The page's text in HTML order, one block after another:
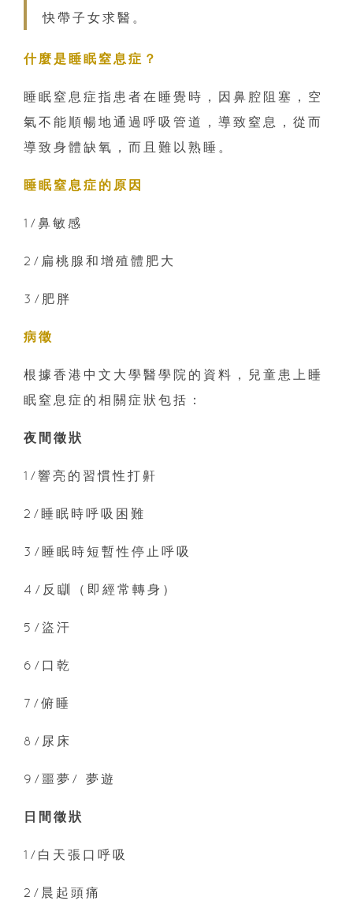
快帶子女求醫。
什麼是睡眠窒息症？
睡眠窒息症指患者在睡覺時，因鼻腔阻塞，空
氣不能順暢地通過呼吸管道，導致窒息，從而
導致身體缺氧，而且難以熟睡。
睡眠窒息症的原因
1/鼻敏感
2/扁桃腺和增殖體肥大
3/肥胖
病徵
根據香港中文大學醫學院的資料，兒童患上睡
眠窒息症的相關症狀包括：
夜間徵狀
1/響亮的習慣性打鼾
2/睡眠時呼吸困難
3/睡眠時短暫性停止呼吸
4/反瞓（即經常轉身）
5/盜汗
6/口乾
7/俯睡
8/尿床
9/噩夢/ 夢遊
日間徵狀
1/白天張口呼吸
2/晨起頭痛